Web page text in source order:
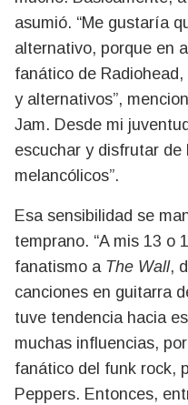
asumió. “Me gustaría
alternativo, porque en
fanático de
y alternativos”,
Jam. Desde mi
escuchar y disfrutar de
melancólicos”.
Esa sensibilidad se
temprano. “A mis 13 o
fanatismo a The Wall,
canciones en guitarra
tuve tendencia hacia
muchas influencias,
fanático del funk rock,
Peppers. Entonces,